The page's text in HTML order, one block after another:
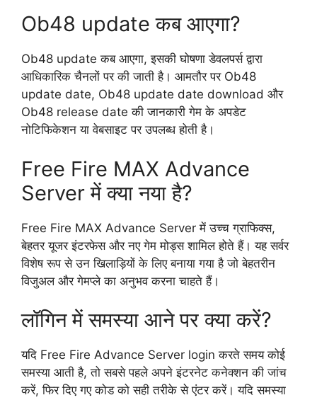
Ob48 update कब आएगा?
Ob48 update कब आएगा, इसकी घोषणा डेवलपर्स द्वारा
आधिकारिक चैनलों पर की जाती है। आमतौर पर Ob48
update date, Ob48 update date download और
Ob48 release date की जानकारी गेम के अपडेट
नोटिफिकेशन या वेबसाइट पर उपलब्ध होती है।
Free Fire MAX Advance
Server में क्या नया है?
Free Fire MAX Advance Server में उच्च ग्राफिक्स,
बेहतर यूजर इंटरफेस और नए गेम मोड्स शामिल होते हैं। यह सर्वर
विशेष रूप से उन खिलाड़ियों के लिए बनाया गया है जो बेहतरीन
विजुअल और गेमप्ले का अनुभव करना चाहते हैं।
लॉगिन में समस्या आने पर क्या करें?
यदि Free Fire Advance Server login करते समय कोई
समस्या आती है, तो सबसे पहले अपने इंटरनेट कनेक्शन की जांच
करें, फिर दिए गए कोड को सही तरीके से एंटर करें। यदि समस्या